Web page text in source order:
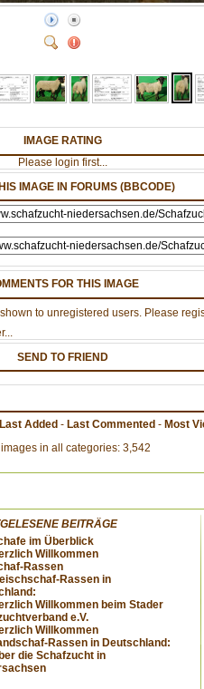
IMAGE RATING
Please login first...
IMAGE IN FORUMS (BBCODE)
FOR THIS IMAGE
to unregistered users. Please
SEND TO FRIEND
Last Added- Last Commented- Most
in all categories: 3,542
BEITRÄGE
im Überblick
Willkommen
Rassen
Rassen in
Willkommen beim Stader
e.V.
Willkommen
Rassen in Deutschland:
die Schafzucht in